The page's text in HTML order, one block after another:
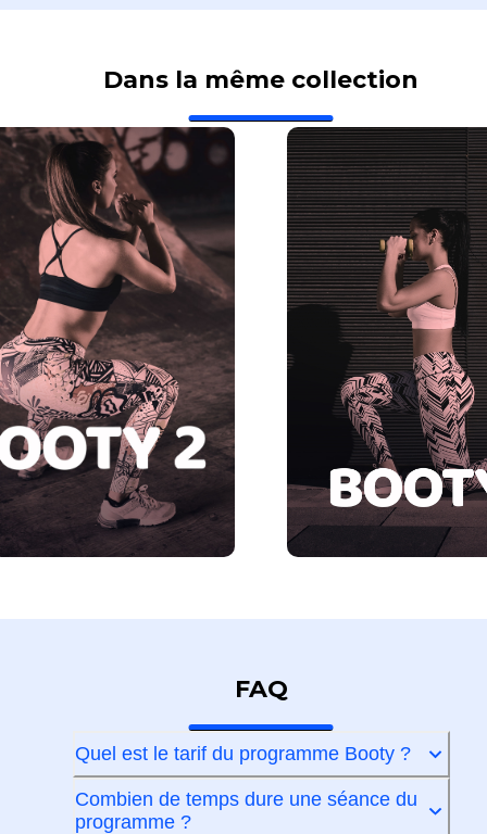
Dans la même collection
FAQ
Quel est le tarif du programme Booty ?
Combien de temps dure une séance du
programme ?